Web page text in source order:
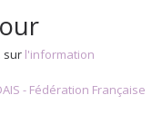
sur l'information
- Fédération Française